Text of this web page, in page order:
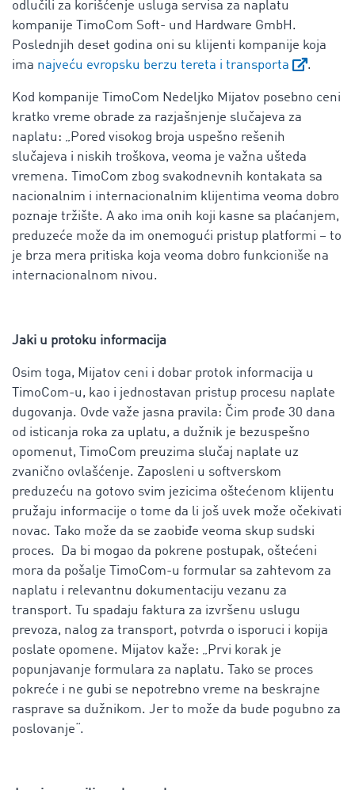
odlučili za korišćenje usluga servisa za naplatu
kompanije TimoCom Soft- und Hardware GmbH.
Poslednjih deset godina oni su klijenti kompanije koja
ima najveću evropsku berzu tereta i transporta .
Kod kompanije TimoCom Nedeljko Mijatov posebno ceni
kratko vreme obrade za razjašnjenje slučajeva za
naplatu: „Pored visokog broja uspešno rešenih
slučajeva i niskih troškova, veoma je važna ušteda
vremena. TimoCom zbog svakodnevnih kontakata sa
nacionalnim i internacionalnim klijentima veoma dobro
poznaje tržište. A ako ima onih koji kasne sa plaćanjem,
preduzeće može da im onemogući pristup platformi – to
je brza mera pritiska koja veoma dobro funkcioniše na
internacionalnom nivou.
Jaki u protoku informacija
Osim toga, Mijatov ceni i dobar protok informacija u
TimoCom-u, kao i jednostavan pristup procesu naplate
dugovanja. Ovde važe jasna pravila: Čim prođe 30 dana
od isticanja roka za uplatu, a dužnik je bezuspešno
opomenut, TimoCom preuzima slučaj naplate uz
zvanično ovlašćenje. Zaposleni u softverskom
preduzeću na gotovo svim jezicima oštećenom klijentu
pružaju informacije o tome da li još uvek može očekivati
novac. Tako može da se zaobiđe veoma skup sudski
proces. Da bi mogao da pokrene postupak, oštećeni
mora da pošalje TimoCom-u formular sa zahtevom za
naplatu i relevantnu dokumentaciju vezanu za
transport. Tu spadaju faktura za izvršenu uslugu
prevoza, nalog za transport, potvrda o isporuci i kopija
poslate opomene. Mijatov kaže: „Prvi korak je
popunjavanje formulara za naplatu. Tako se proces
pokreće i ne gubi se nepotrebno vreme na beskrajne
rasprave sa dužnikom. Jer to može da bude pogubno za
poslovanje“.